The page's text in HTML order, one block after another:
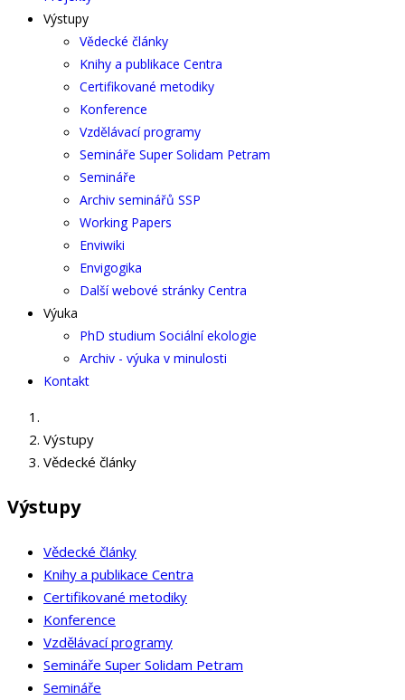
Výstupy
Vědecké články
Knihy a publikace Centra
Certifikované metodiky
Konference
Vzdělávací programy
Semináře Super Solidam Petram
Semináře
Archiv seminářů SSP
Working Papers
Enviwiki
Envigogika
Další webové stránky Centra
Výuka
PhD studium Sociální ekologie
Archiv - výuka v minulosti
Kontakt
Výstupy
Vědecké články
Výstupy
Vědecké články
Knihy a publikace Centra
Certifikované metodiky
Konference
Vzdělávací programy
Semináře Super Solidam Petram
Semináře